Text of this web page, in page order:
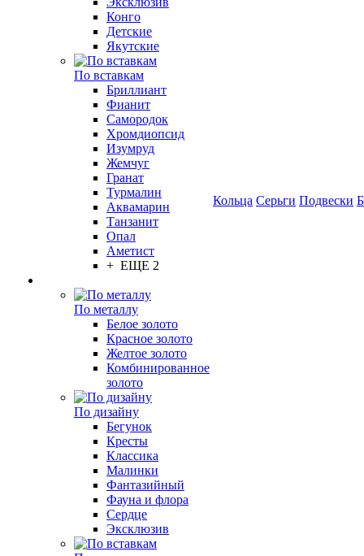
Конго
Детские
Якутские
По вставкам
Бриллиант
Фианит
Самородок
Хромдиопсид
Изумруд
Жемчуг
Гранат
Турмалин
Аквамарин
Танзанит
Опал
Аметист
+ ЕЩЕ 2
По металлу
Белое золото
Красное золото
Желтое золото
Комбинированное
золото
По дизайну
Бегунок
Кресты
Классика
Малинки
Фантазийный
Фауна и флора
Сердце
Эксклюзив
Кольца Серьги Подвески